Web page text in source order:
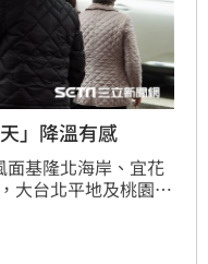
」降溫有感
基隆北海岸、宜花
大台北平地及桃園、
得恩表示，本週天